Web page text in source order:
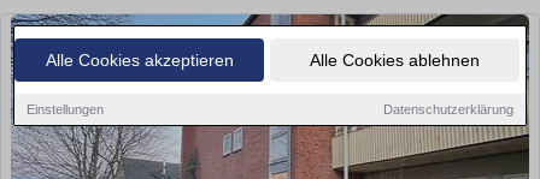
Alle Cookies akzeptieren Alle Cookies ablehnen
Einstellungen Datenschutzerklärung